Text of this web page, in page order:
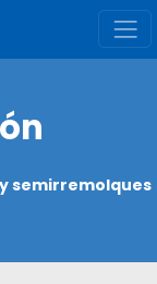
semirremolques